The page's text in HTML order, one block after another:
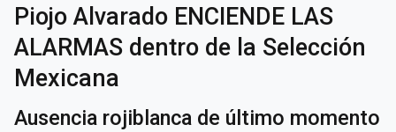
Piojo Alvarado ENCIENDE LAS
ALARMAS dentro de la Selección
Mexicana
Ausencia rojiblanca de último momento